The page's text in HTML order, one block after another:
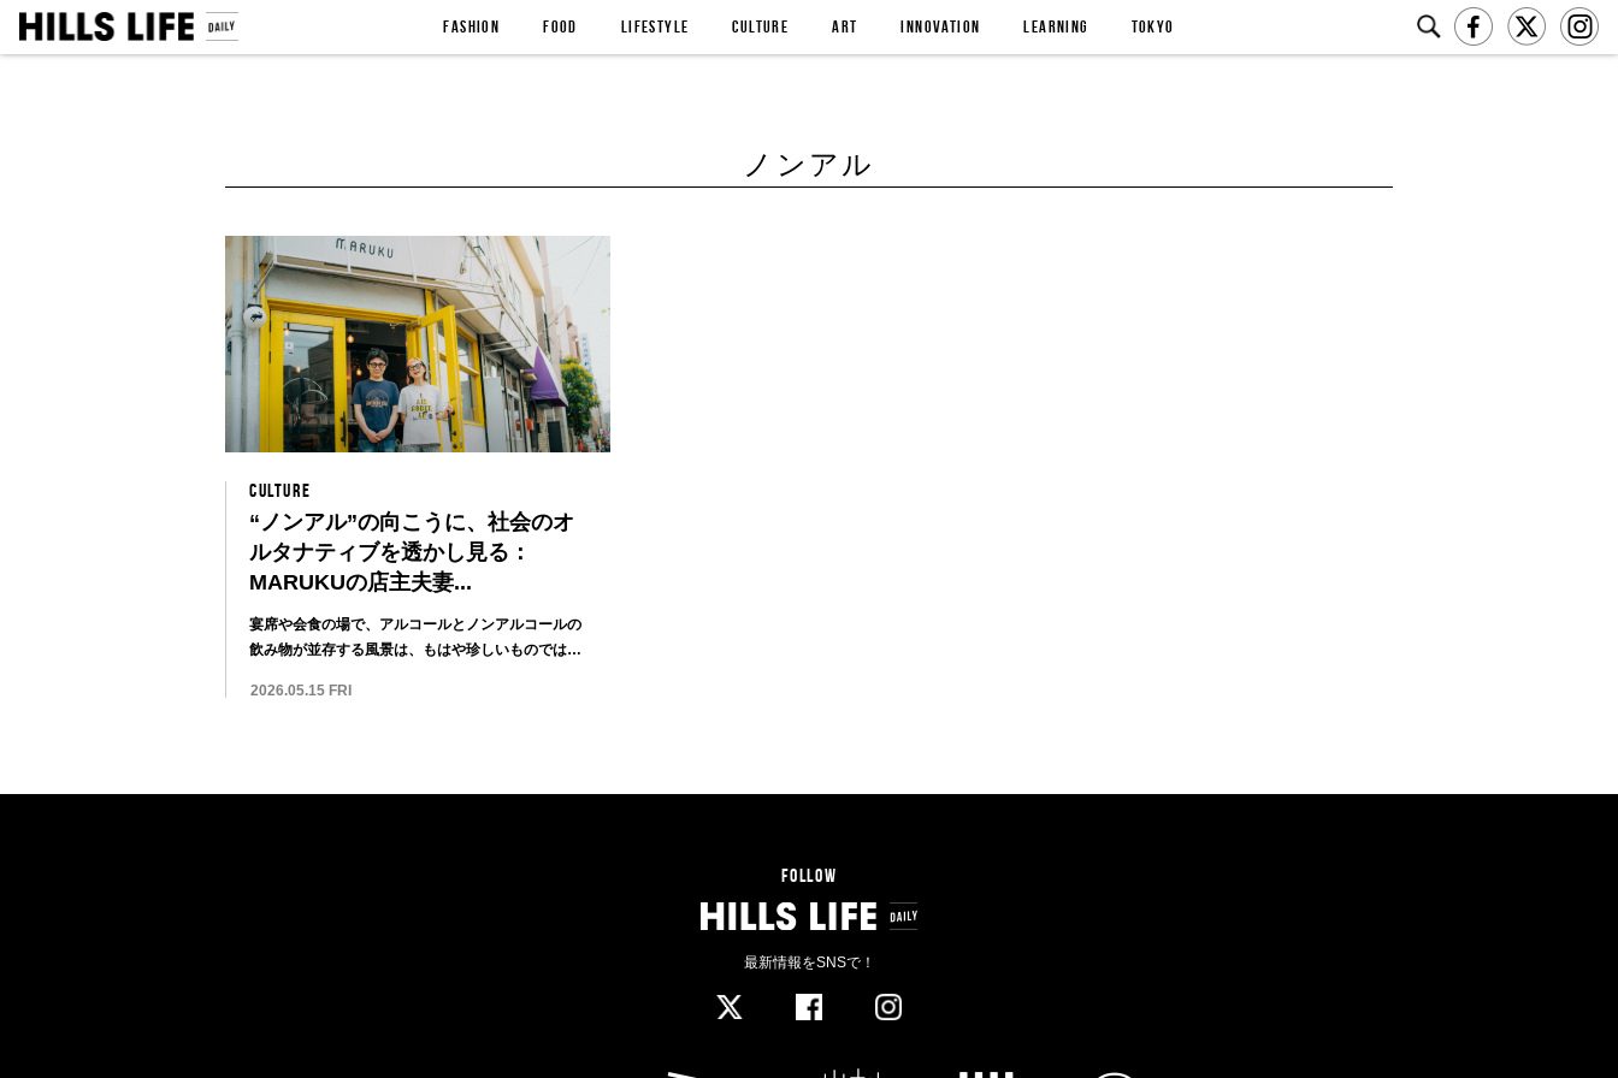
FASHION FOOD LIFESTYLE CULTURE ART INNOVATION LEARNING TOKYO
ノンアル
CULTURE
“ノンアル”の向こうに、社会のオ
ルタナティブを透かし見る：
MARUKUの店主夫妻...
宴席や会食の場で、アルコールとノンアルコールの
飲み物が並存する風景は、もはや珍しいものではな
2026.05.15 FRI
FOLLOW
最新情報をSNSで！